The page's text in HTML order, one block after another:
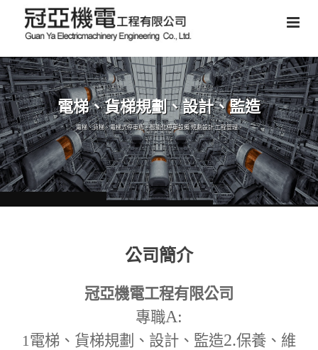
電梯、貨梯規劃、設計、監造
電梯、貨梯、電梯式停車塔、智能化停車設備,規劃設計,工程管理。
公司簡介
冠亞機電工程有限公司
專職A:
1電梯、貨梯規劃、設計、監造2.保養、維